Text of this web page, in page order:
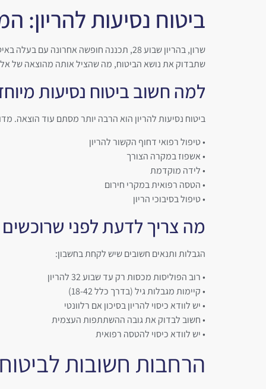
ביטוח נסיעות
שרון, בהריון שבוע 28, תכננה חופשה
שתבדוק את נושא הביטוח, מה שהציל אותה מהוצאה של
למה חשוב ביטוח נסיעות
ביטוח נסיעות להריון הוא הרבה יותר מסתם עוד הוצאה.
• טיפול רפואי דחוף הקשור להריון
• אשפוז במקרה הצורך
• לידה מוקדמת
• הטסה רפואית במקרי חירום
• טיפול בסיבוכי הריון
מה צריך לדעת לפני שרוכשים
הגבלות ותנאים חשובים שיש לקחת בחשבון:
• רוב הפוליסות מכסות רק עד שבוע 32 להריון
• קיימות מגבלות גיל (בדרך כלל 18-42)
• יש לוודא כיסוי להריון בסיכון אם רלוונטי
• חשוב לבדוק את גובה ההשתתפות העצמית
• יש לוודא כיסוי להטסה רפואית
הרחבות חשובות לביטוח